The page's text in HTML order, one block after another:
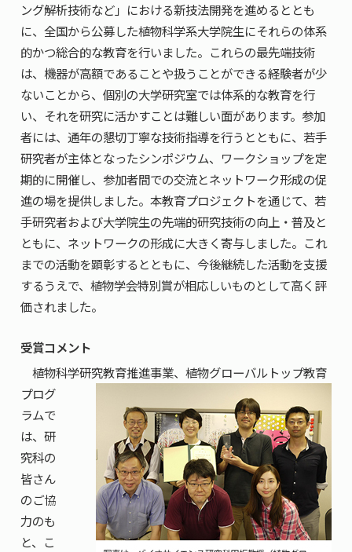
ング解析技術など」における新技法開発を進めるととも
に、全国から公募した植物科学系大学院生にそれらの体系
的かつ総合的な教育を行いました。これらの最先端技術
は、機器が高額であることや扱うことができる経験者が少
ないことから、個別の大学研究室では体系的な教育を行
い、それを研究に活かすことは難しい面があります。参加
者には、通年の懇切丁寧な技術指導を行うとともに、若手
研究者が主体となったシンポジウム、ワークショップを定
期的に開催し、参加者間での交流とネットワーク形成の促
進の場を提供しました。本教育プロジェクトを通じて、若
手研究者および大学院生の先端的研究技術の向上・普及と
ともに、ネットワークの形成に大きく寄与しました。これ
までの活動を顕彰するとともに、今後継続した活動を支援
するうえで、植物学会特別賞が相応しいものとして高く評
価されました。
受賞コメント
植物科学研究教育推進事業、植物グローバル トップ教育
プログ
ラムで
は、研
究科の
皆さん
のご協
力のも
と、こ